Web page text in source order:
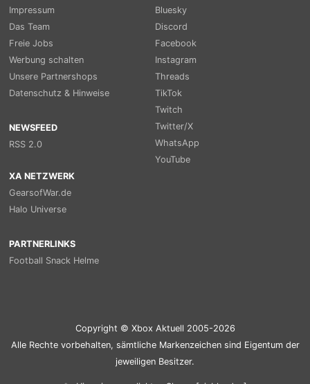
Impressum
Das Team
Freie Jobs
Werbung schalten
Unsere Partnershops
Datenschutz & Hinweise
NEWSFEED
RSS 2.0
Bluesky
Discord
Facebook
Instagram
Threads
TikTok
Twitch
Twitter/X
WhatsApp
YouTube
XA NETZWERK
GearsofWar.de
Halo Universe
PARTNERLINKS
Football Snack Helme
Copyright © Xbox Aktuell 2005-2026
Alle Rechte vorbehalten, sämtliche Markenzeichen sind Eigentum der
jeweiligen Besitzer.